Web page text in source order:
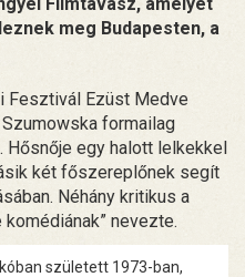
meg Budapesten, a
Fesztivál Ezüst Medve
formailag
egy halott lelkekkel
két főszereplőnek segít
Néhány kritikus a
nevezte.
született 1973-ban,